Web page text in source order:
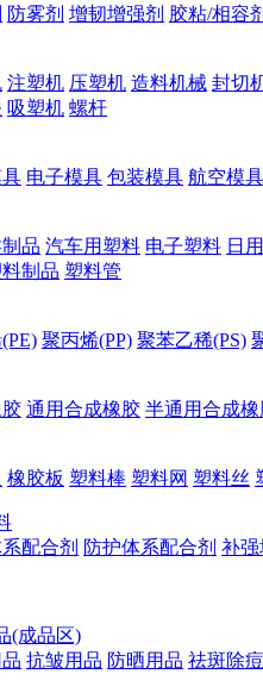
防雾剂 增韧增强剂 胶粘/相容剂
注塑机 压塑机 造料机械 封切
吸塑机 螺杆
电子模具 包装模具 航空模具
品 汽车用塑料 电子塑料 日
制品 塑料管
聚丙烯(PP) 聚苯乙稀(PS)
通用合成橡胶 半通用合成橡
橡胶板 塑料棒 塑料网 塑料丝
配合剂 防护体系配合剂 补强
(成品区)
抗皱用品 防晒用品 祛斑除痘